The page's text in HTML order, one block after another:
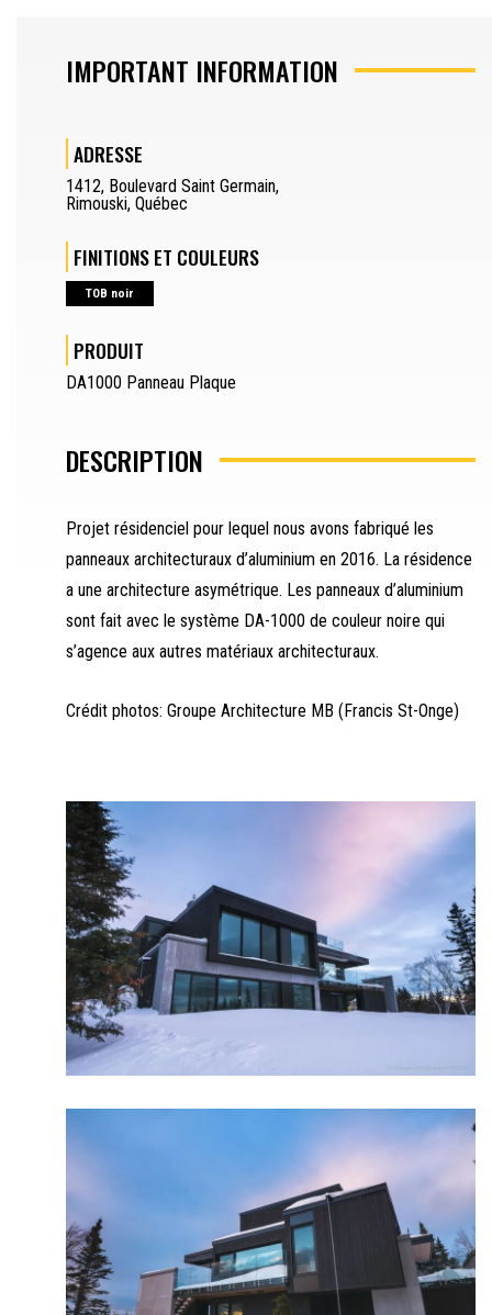
DÉCOUPE D’EXTRUSION
JOURNALIER
OPÉRATEUR DE PRESSE-PLIEUSE
SEPARATOR
DEMANDER UN DEVIS
DEMANDE D’ÉCHANTILLON
SEPARATOR
IMPORTANT INFORMATION
ADRESSE
1412, Boulevard Saint Germain,
Rimouski, Québec
FINITIONS ET COULEURS
TOB noir
PRODUIT
DA1000 Panneau Plaque
DESCRIPTION
Projet résidenciel pour lequel nous avons fabriqué les
panneaux architecturaux d’aluminium en 2016. La résidence
a une architecture asymétrique. Les panneaux d’aluminium
sont fait avec le système DA-1000 de couleur noire qui
s’agence aux autres matériaux architecturaux.
Crédit photos: Groupe Architecture MB (Francis St-Onge)